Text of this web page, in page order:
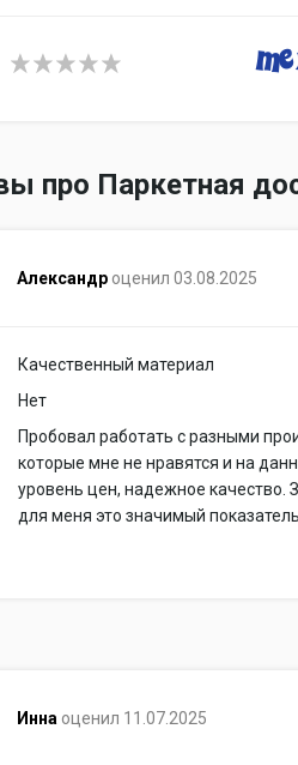
про Паркетная
Александр оценил 03.08.2025
Качественный материал
Нет
Пробовал работать с разными
которые мне не нравятся и на
уровень цен, надежное качество.
для меня это значимый показатель
Инна оценил 11.07.2025